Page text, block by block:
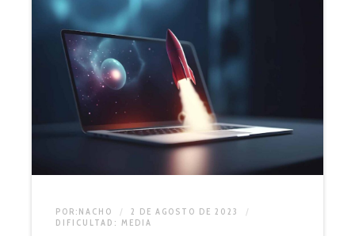
POR: NACHO
2 DE AGOSTO DE 2023
DIFICULTAD: MEDIA